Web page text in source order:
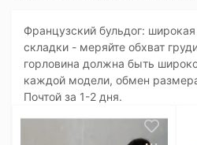
Французский бульдог:
складки - меряйте обхват
горловина должна быть
каждой модели, обмен
Почтой за 1-2 дня.